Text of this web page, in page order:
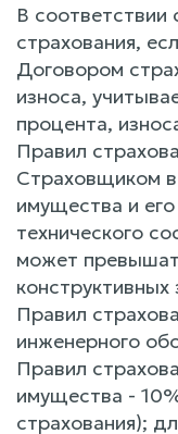
В соответствии
страхования,
Договором
износа,
процента,
Правил
Страховщиком
имущества и
технического
может
конструктивных
Правил
инженерного
Правил
имущества -
страхования);